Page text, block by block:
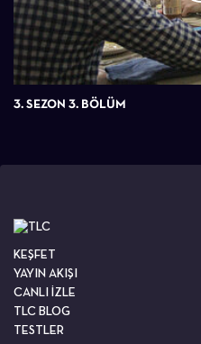
3. SEZON 3. BÖLÜM
KEŞFET
YAYIN AKIŞI
CANLI İZLE
TLC BLOG
TESTLER